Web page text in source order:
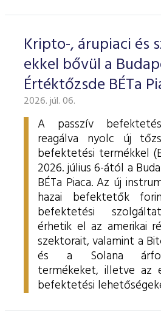
Kripto-, árupiaci és
ekkel bővül a
Értéktőzsde BÉTa
2026. júl. 06.
A passzív
reagálva nyolc új
befektetési termékkel
2026. július 6-ától a
BÉTa Piaca. Az új
hazai befektetők
befektetési
érhetik el az amerikai
szektorait, valamint a
és a Solana
termékeket, illetve az
befektetési